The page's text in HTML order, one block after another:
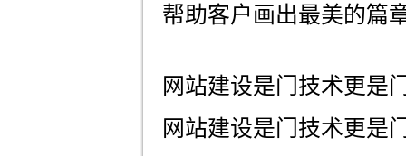
帮助客户画出最美的篇
网站建设是门技术更是
网站建设是门技术更是